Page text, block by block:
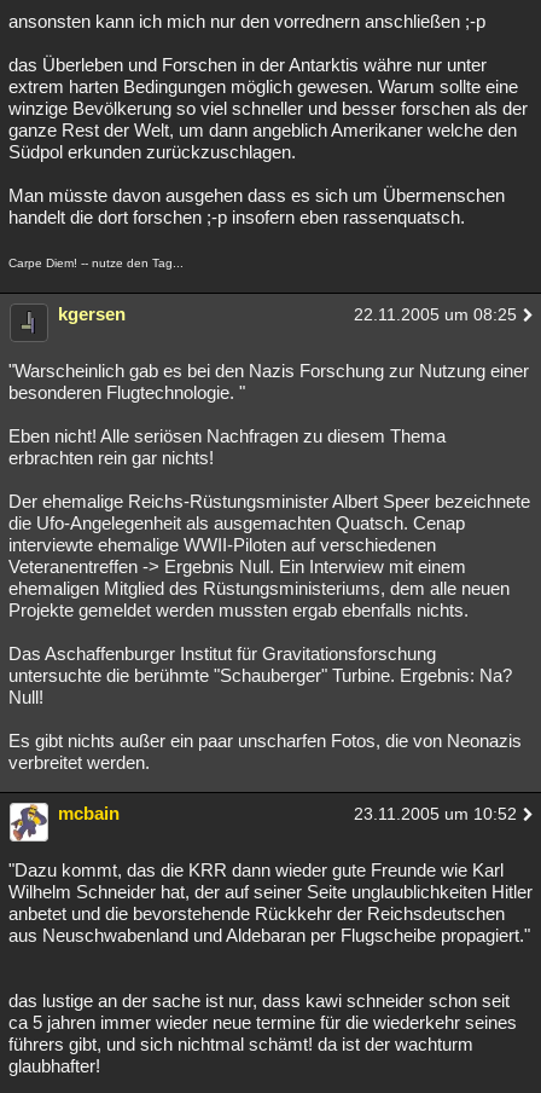
ansonsten kann ich mich nur den vorrednern anschließen ;-p
das Überleben und Forschen in der Antarktis währe nur unter
extrem harten Bedingungen möglich gewesen. Warum sollte eine
winzige Bevölkerung so viel schneller und besser forschen als der
ganze Rest der Welt, um dann angeblich Amerikaner welche den
Südpol erkunden zurückzuschlagen.
Man müsste davon ausgehen dass es sich um Übermenschen
handelt die dort forschen ;-p insofern eben rassenquatsch.
Carpe Diem! -- nutze den Tag...
kgersen 22.11.2005 um 08:25
"Warscheinlich gab es bei den Nazis Forschung zur Nutzung einer
besonderen Flugtechnologie. "
Eben nicht! Alle seriösen Nachfragen zu diesem Thema
erbrachten rein gar nichts!
Der ehemalige Reichs-Rüstungsminister Albert Speer bezeichnete
die Ufo-Angelegenheit als ausgemachten Quatsch. Cenap
interviewte ehemalige WWII-Piloten auf verschiedenen
Veteranentreffen -> Ergebnis Null. Ein Interwiew mit einem
ehemaligen Mitglied des Rüstungsministeriums, dem alle neuen
Projekte gemeldet werden mussten ergab ebenfalls nichts.
Das Aschaffenburger Institut für Gravitationsforschung
untersuchte die berühmte "Schauberger" Turbine. Ergebnis: Na?
Null!
Es gibt nichts außer ein paar unscharfen Fotos, die von Neonazis
verbreitet werden.
mcbain 23.11.2005 um 10:52
"Dazu kommt, das die KRR dann wieder gute Freunde wie Karl
Wilhelm Schneider hat, der auf seiner Seite unglaublichkeiten Hitler
anbetet und die bevorstehende Rückkehr der Reichsdeutschen
aus Neuschwabenland und Aldebaran per Flugscheibe propagiert."
das lustige an der sache ist nur, dass kawi schneider schon seit
ca 5 jahren immer wieder neue termine für die wiederkehr seines
führers gibt, und sich nichtmal schämt! da ist der wachturm
glaubhafter!